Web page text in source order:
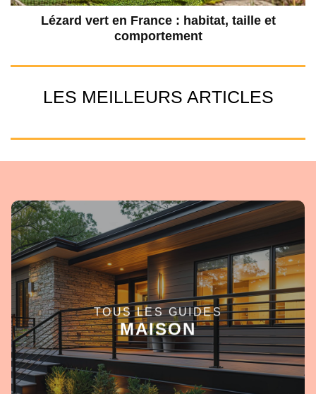
Lézard vert en France : habitat, taille et
comportement
LES MEILLEURS ARTICLES
TOUS LES GUIDES
MAISON
EN SAVOIR +